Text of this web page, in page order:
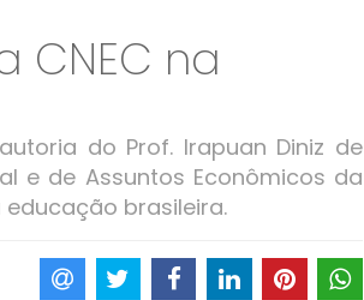
CNEC na
do Prof. Irapuan Diniz de
e de Assuntos Econômicos da
brasileira.